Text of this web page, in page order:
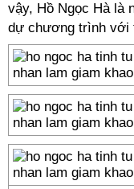
vậy, Hồ Ngọc Hà là
dự chương trình với